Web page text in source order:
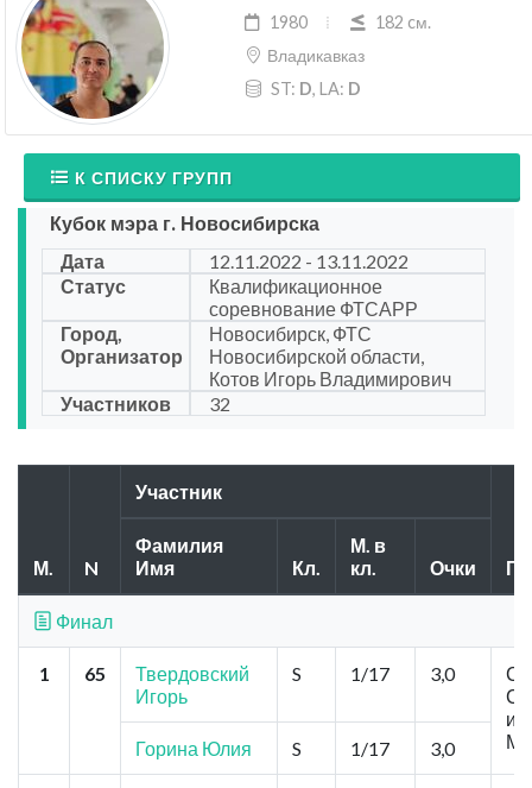
1980
182 cм.
Владикавказ
ST: D, LA: D
К СПИСКУ ГРУПП
Кубок мэра г. Новосибирска
Дата
12.11.2022 - 13.11.2022
Статус
Квалификационное
соревнование ФТСАРР
Город,
Организатор
Новосибирск, ФТС
Новосибирской области,
Котов Игорь Владимирович
Участников
32
М. N
Участник
Фамилия
Имя
Кл.
М. в
кл.
Очки
Финал
1 65
Твердовский
Игорь
S 1/17 3,0
Горина Юлия S 1/17 3,0